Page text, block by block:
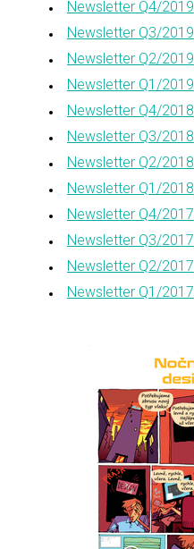
Newsletter Q4/2019
Newsletter Q3/2019
Newsletter Q2/2019
Newsletter Q1/2019
Newsletter Q4/2018
Newsletter Q3/2018
Newsletter Q2/2018
Newsletter Q1/2018
Newsletter Q4/2017
Newsletter Q3/2017
Newsletter Q2/2017
Newsletter Q1/2017